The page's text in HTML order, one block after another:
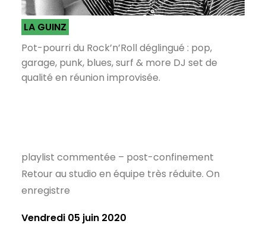
LA GUINZ
Pot-pourri du Rock’n’Roll déglingué : pop,
garage, punk, blues, surf & more DJ set de
qualité en réunion improvisée.
playlist commentée – post-confinement
Retour au studio en équipe très réduite. On
enregistre
Vendredi 05 juin 2020